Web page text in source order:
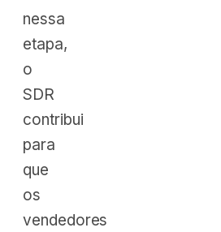
nessa
etapa,
o
SDR
contribui
para
que
os
vendedores